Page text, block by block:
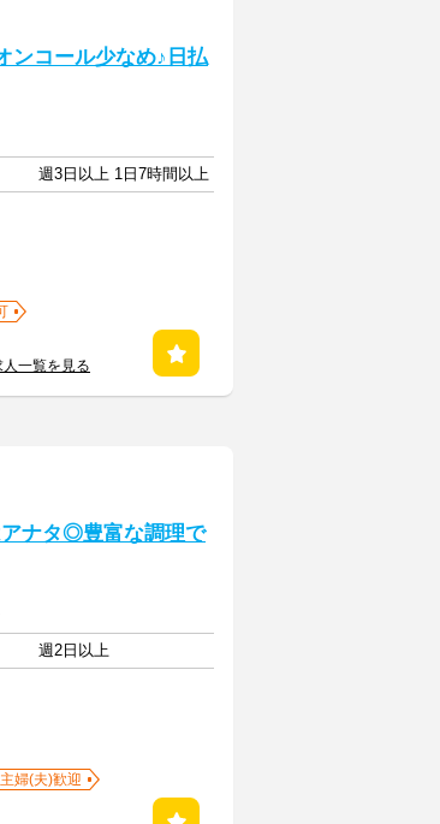
ンコール少なめ♪日払
週3日以上 1日7時間以上
一覧を見る
アナタ◎豊富な調理で
週2日以上
主婦(夫)歓迎